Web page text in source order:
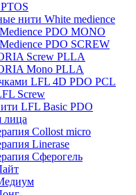
нити White medience
PDO MONO
PDO SCREW
Screw PLLA
Mono PLLA
LFL 4D PDO PCL
Screw
LFL Basic PDO
лица
Collost micro
Linerase
Сферогель